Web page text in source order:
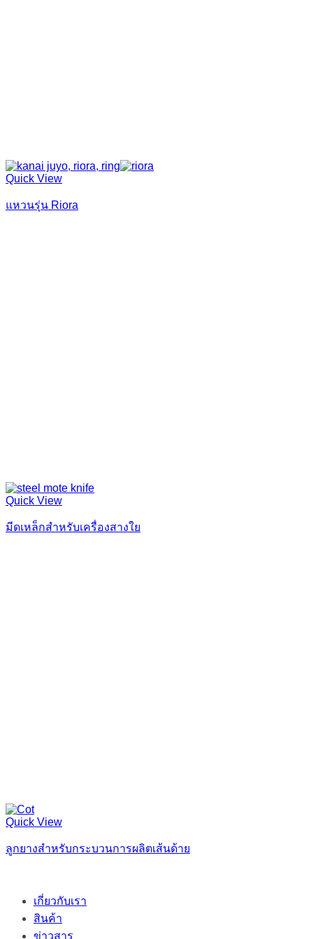
Quick View
แหวนรุ่น Riora
Quick View
มีดเหล็กสำหรับเครื่องสางใย
Quick View
ลูกยางสำหรับกระบวนการผลิตเส้นด้าย
เกี่ยวกับเรา
สินค้า
ข่าวสาร